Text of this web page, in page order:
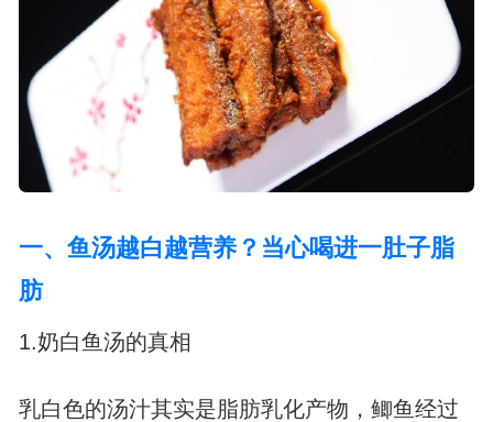
一、鱼汤越白越营养？当心喝进一肚子脂
肪
1.奶白鱼汤的真相
乳白色的汤汁其实是脂肪乳化产物，鲫鱼经过